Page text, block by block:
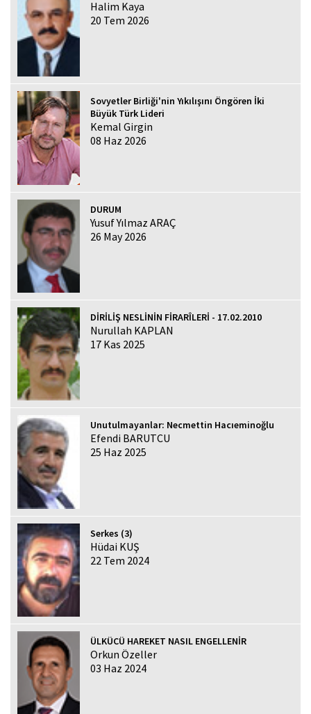
Halim Kaya
20 Tem 2026
Sovyetler Birliği'nin Yıkılışını Öngören İki
Büyük Türk Lideri
Kemal Girgin
08 Haz 2026
DURUM
Yusuf Yılmaz ARAÇ
26 May 2026
DİRİLİŞ NESLİNİN FİRARÎLERİ - 17.02.2010
Nurullah KAPLAN
17 Kas 2025
Unutulmayanlar: Necmettin Hacıeminoğlu
Efendi BARUTCU
25 Haz 2025
Serkes (3)
Hüdai KUŞ
22 Tem 2024
ÜLKÜCÜ HAREKET NASIL ENGELLENİR
Orkun Özeller
03 Haz 2024